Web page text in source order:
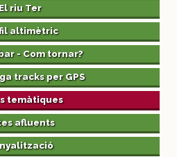
El riu Ter
altimètric
- Com tornar?
tracks per GPS
temàtiques
afluents